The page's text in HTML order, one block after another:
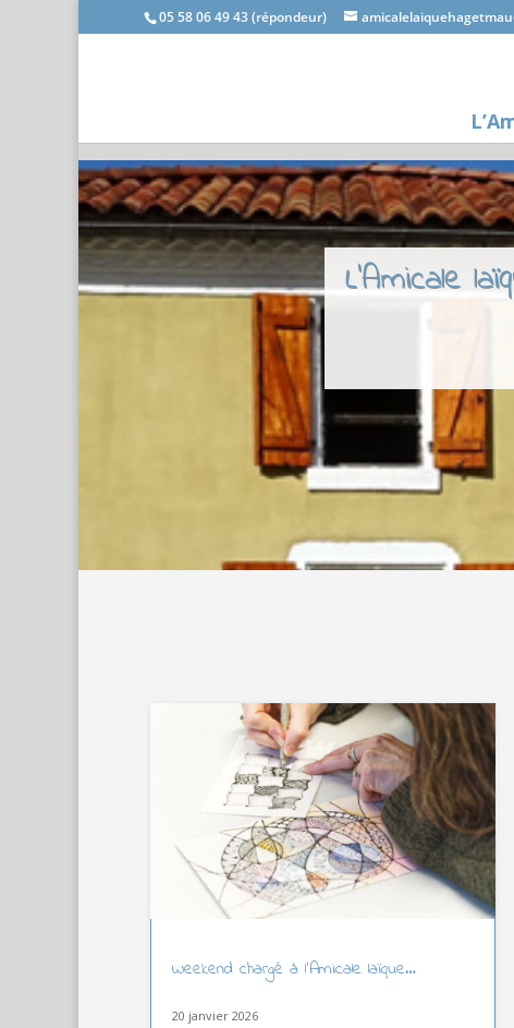
05 58 06 49 43 (répondeur)
L'Amicale
Weekend chargé à l’Amicale laïque…
20 janvier 2026